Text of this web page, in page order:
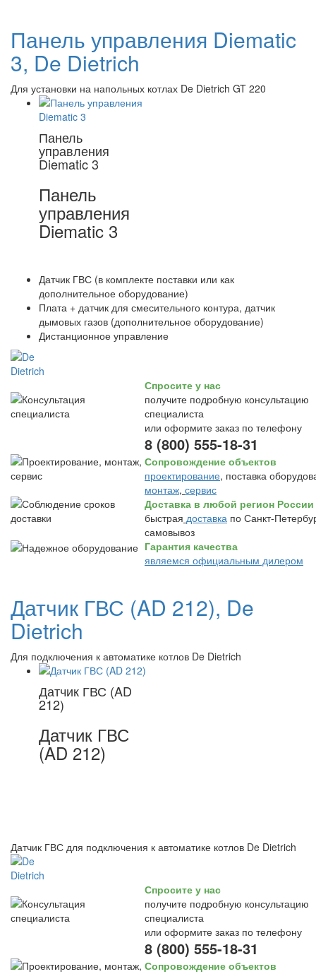
Панель управления Diematic
3, De Dietrich
Для установки на напольных котлах De Dietrich GT 220
Панель
управления
Diematic 3
Панель
управления
Diematic 3
Датчик ГВС (в комплекте поставки или как
дополнительное оборудование)
Плата + датчик для смесительного контура, датчик
дымовых газов (дополнительное оборудование)
Дистанционное управление
Спросите у нас
получите подробную консультацию
специалиста
или оформите заказ по телефону
8 (800) 555-18-31
Сопровождение объектов
проектирование, поставка
монтаж, сервис
Доставка в любой регион России
быстрая доставка по Санкт-
самовывоз
Гарантия качества
являемся официальным дилером
Датчик ГВС (AD 212), De
Dietrich
Для подключения к автоматике котлов De Dietrich
Датчик ГВС (AD
212)
Датчик ГВС
(AD 212)
Датчик ГВС для подключения к автоматике котлов De Dietrich
Спросите у нас
получите подробную консультацию
специалиста
или оформите заказ по телефону
8 (800) 555-18-31
Сопровождение объектов